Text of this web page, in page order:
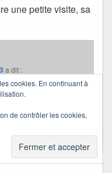
une petite visite, sa
a dit :
cookies. En continuant à
de contrôler les cookies,